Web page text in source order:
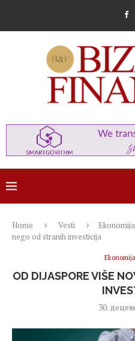
Home Vesti Ekonomija
nego od stranih investicija
Ekonomija
OD DIJASPORE VIŠE
30.